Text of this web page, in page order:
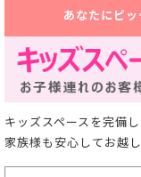
あなたにピ
キッズスペースを完備
家族様も安心してお越